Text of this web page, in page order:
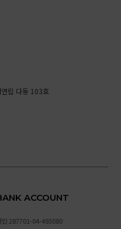
립 다동 103호
ACCOUNT
민 287701-04-493080